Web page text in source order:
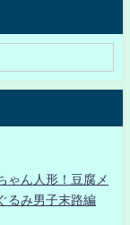
ゃん人形！豆腐メ
るみ男子末路編